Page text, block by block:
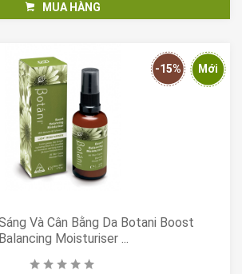
MUA HÀNG
Và Cân Bằng Da Botani Boost
Balancing Moisturiser ...
-15% Mới